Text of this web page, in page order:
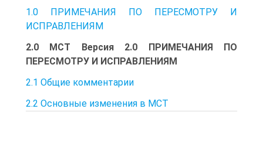
1.0 ПРИМЕЧАНИЯ ПО ПЕРЕСМОТРУ И
ИСПРАВЛЕНИЯМ
2.0 МСТ Версия 2.0 ПРИМЕЧАНИЯ ПО
ПЕРЕСМОТРУ И ИСПРАВЛЕНИЯМ
2.1 Общие комментарии
2.2 Основные изменения в МСТ